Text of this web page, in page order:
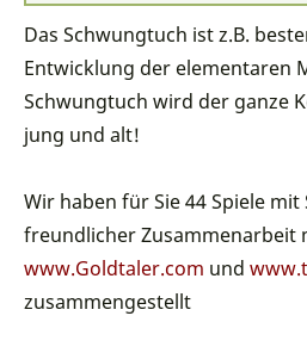
Das Schwungtuch ist z.B.
Entwicklung der elementaren
Schwungtuch wird der ganze
jung und alt!
Wir haben für Sie 44 Spiele
freundlicher Zusammenarbeit
www.Goldtaler.com und
zusammengestellt